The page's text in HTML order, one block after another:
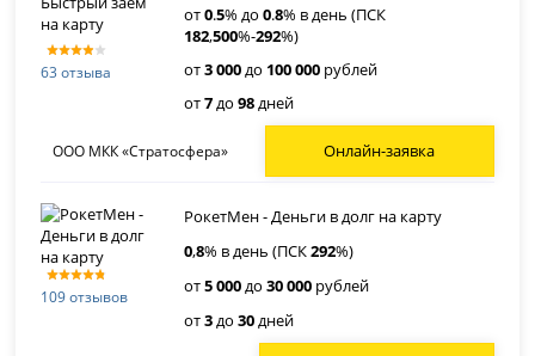
63 отзыва
от0.5% до0.8% в день (ПСК
182,500%-292%)
от3 000до 100 000 рублей
от7до98дней
ООО МКК «Стратосфера» Онлайн-заявка
109 отзывов
РокетМен - Деньги в долг на карту
0,8% в день (ПСК292%)
от5 000до30 000 рублей
от3до30дней